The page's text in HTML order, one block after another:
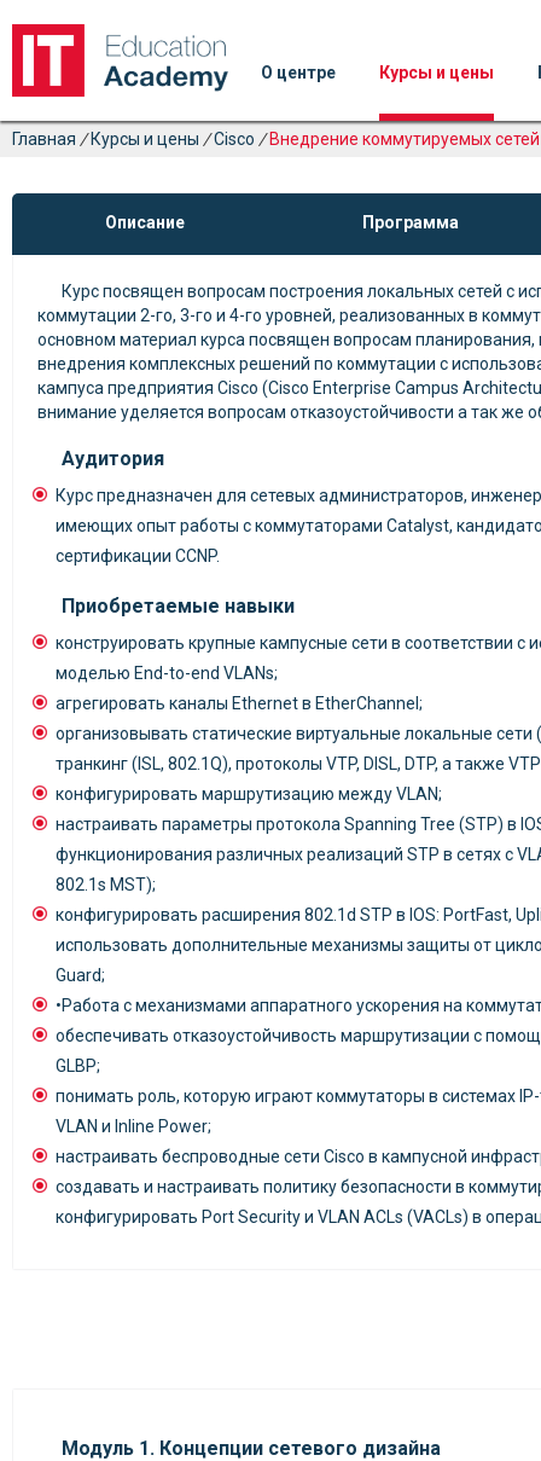
О центре Курсы и цены
Главная / Курсы и цены /Cisco / Внедрение коммутируемых сетей
Описание Программа
Курс посвящен вопросам построения локальных сетей с
коммутации 2-го, 3-го и 4-го уровней, реализованных в
основном материал курса посвящен вопросам планирования,
внедрения комплексных решений по коммутации с
кампуса предприятия Cisco (Cisco Enterprise Campus
внимание уделяется вопросам отказоустойчивости а так же
Аудитория
Курс предназначен для сетевых администраторов,
имеющих опыт работы с коммутаторами Catalyst,
сертификации CCNP.
Приобретаемые навыки
конструировать крупные кампусные сети в соответствии с
моделью End-to-end VLANs;
агрегировать каналы Ethernet в EtherChannel;
организовывать статические виртуальные локальные сети
транкинг (ISL, 802.1Q), протоколы VTP, DISL, DTP, а также
конфигурировать маршрутизацию между VLAN;
настраивать параметры протокола Spanning Tree (STP) в
функционирования различных реализаций STP в сетях с
802.1s MST);
конфигурировать расширения 802.1d STP в IOS: PortFast,
использовать дополнительные механизмы защиты от
Guard;
•Работа с механизмами аппаратного ускорения на
обеспечивать отказоустойчивость маршрутизации с
GLBP;
понимать роль, которую играют коммутаторы в системах
VLAN и Inline Power;
настраивать беспроводные сети Cisco в кампусной
создавать и настраивать политику безопасности в
конфигурировать Port Security и VLAN ACLs (VACLs) в
Модуль 1. Концепции сетевого дизайна